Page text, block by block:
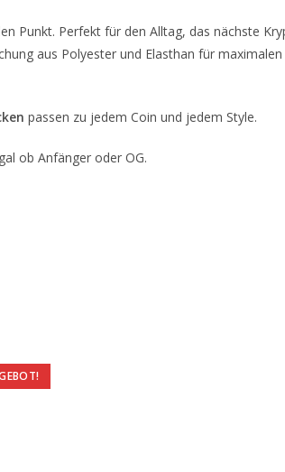
Punkt. Perfekt für den Alltag, das nächste
aus Polyester und Elasthan für
passen zu jedem Coin und jedem Style.
ob Anfänger oder OG.